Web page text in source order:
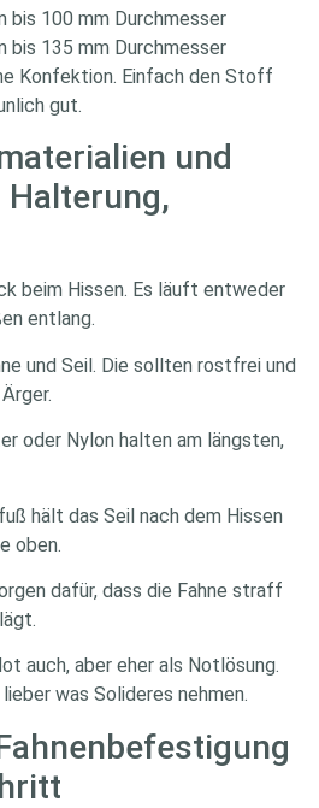
bis 100 mm Durchmesser
bis 135 mm Durchmesser
Konfektion. Einfach den Stoff
gut.
und
Halterung,
beim Hissen. Es läuft entweder
entlang.
und Seil. Die sollten rostfrei und
oder Nylon halten am längsten,
hält das Seil nach dem Hissen
oben.
dafür, dass die Fahne straff
auch, aber eher als Notlösung.
was Solideres nehmen.